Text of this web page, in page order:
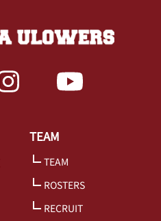
TEAM
TEAM
ROSTERS
RECRUIT